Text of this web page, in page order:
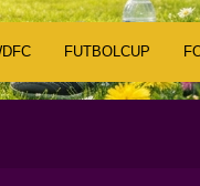
FUTBOLCUP